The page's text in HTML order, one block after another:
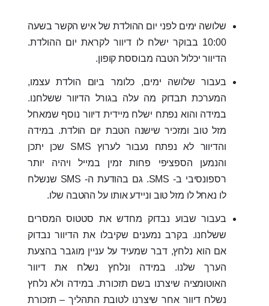
שלושה ימים לפני יום ההולדת של איש הקשר בשעה
10:00 בבוקר ישלח לו דיוור לקראת יום ההולדת.
הדיוור יכלול הטבה מבוססת קופון.
בעבור שלושה ימים, כלומר ביום הולדת עצמו,
המערכת תבדוק מה עלה בגורל הדיוור ששלחנו.
במידה והוא נפתח ישלח מיידית דיוור נוסף שמאחל
מזל טוב ומזכיר שישנה הטבת יום הולדת. במידה
והדיוור לא נפתח נעבור לערוץ SMS שכן יתכן
והנמען הספציפי פחות זמין במייל ויהיה יותר
רספונסיבי ב- SMS. גם בהודעת ה- SMS שנשלח
לו נאחל לו מזל טוב וניידע אותו על ההטבה שלו.
בעבור שבוע נבדוק מחדש את סטטוס המסרים
ששלחנו. בקרב נמענים שקיבלו את הדיוור נבדוק
אם הוא נלחץ, דבר שמעיד על עניין מוגבר בהצעת
הערך שלנו. במידה ונלחץ נשלח את דיוור
האוטומציה שיצרנו בשם תזכורת. במידה ולא נלחץ
נשלח דיוור אחר שיצרנו לטובת התהליך – תזכורת